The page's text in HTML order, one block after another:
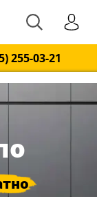
255-03-21